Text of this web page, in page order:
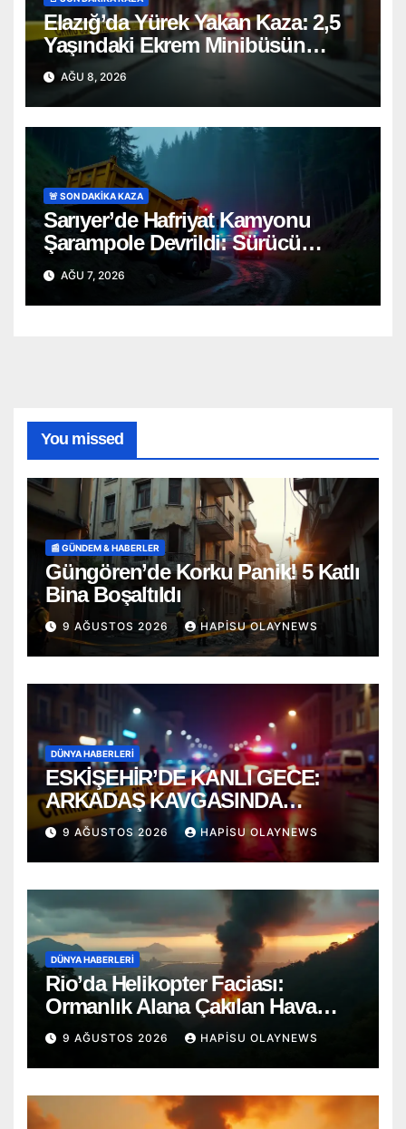
Elazığ’da Yürek Yakan Kaza: 2,5
Yaşındaki Ekrem Minibüsün
Altında Can Verdi
AĞU 8, 2026
🚨 SON DAKİKA KAZA
Sarıyer’de Hafriyat Kamyonu
Şarampole Devrildi: Sürücü
Güçlükle Kurtarıldı
AĞU 7, 2026
You missed
📰 GÜNDEM & HABERLER
Güngören’de Korku Panik! 5 Katlı
Bina Boşaltıldı
9 AĞUSTOS 2026 HAPISU OLAYNEWS
DÜNYA HABERLERI
ESKİŞEHİR’DE KANLI GECE:
ARKADAŞ KAVGASINDA
BIÇAKLAR KONUŞTU!
9 AĞUSTOS 2026 HAPISU OLAYNEWS
DÜNYA HABERLERI
Rio’da Helikopter Faciası:
Ormanlık Alana Çakılan Hava
Aracında 4 Ölü
9 AĞUSTOS 2026 HAPISU OLAYNEWS